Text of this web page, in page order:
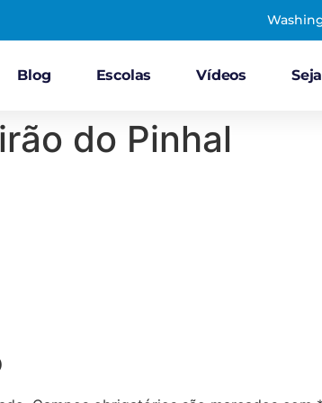
Blog Escolas Vídeos
do Pinhal